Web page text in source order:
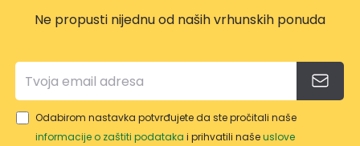
Ne propusti nijednu od naših vrhunskih ponuda
Odabirom nastavka potvrđujete da ste pročitali naše
informacije o zaštiti podataka i prihvatili našeuslove